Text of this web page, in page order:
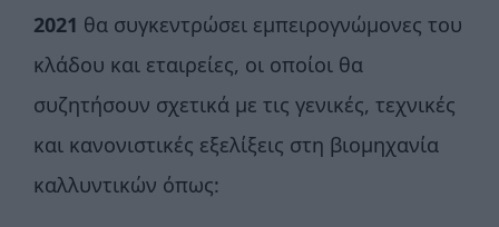
2021 θα συγκεντρώσει εμπειρογνώμονες του
κλάδου και εταιρείες, οι οποίοι θα
συζητήσουν σχετικά με τις γενικές, τεχνικές
και κανονιστικές εξελίξεις στη βιομηχανία
καλλυντικών όπως: